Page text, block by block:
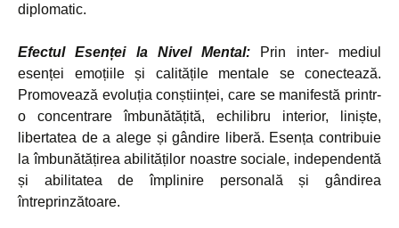
diplomatic.
Efectul Esenței la Nivel Mental: Prin inter- mediul
esenței emoțiile și calitățile mentale se conectează.
Promovează evoluția conștiinței, care se manifestă printr-
o concentrare îmbunătățită, echilibru interior, liniște,
libertatea de a alege și gândire liberă. Esența contribuie
la îmbunătățirea abilităților noastre sociale, independentă
și abilitatea de împlinire personală și gândirea
întreprinzătoare.